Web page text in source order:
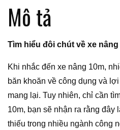
Mô tả
Tìm hiểu đôi chút về xe nâng
Khi nhắc đến xe nâng 10m,
băn khoăn về công dụng và
mang lại. Tuy nhiên, chỉ cần
10m, bạn sẽ nhận ra rằng đây
thiếu trong nhiều ngành công